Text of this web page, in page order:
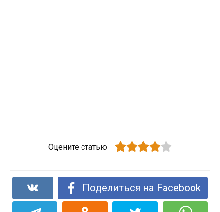
Оцените статью
Поделиться на Facebook